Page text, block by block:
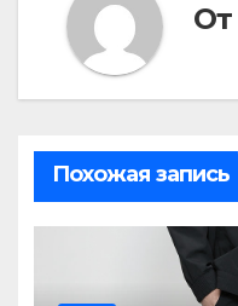
От
Похожая запись